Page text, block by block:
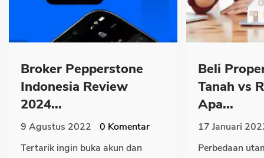
Broker Pepperstone
Indonesia Review
2024...
9 Agustus 2022 0 Komentar
Tertarik ingin buka akun dan
Beli
Tanah vs
Apa...
17 Januari
Perbedaan